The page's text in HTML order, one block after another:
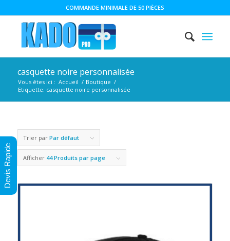
COMMANDE MINIMALE DE 50 PIÈCES
casquette noire personnalisée
Vous êtes ici : Accueil / Boutique /
Etiquette: casquette noire personnalisée
Trier par Par défaut
Afficher 44 Produits par page
Devis Rapide